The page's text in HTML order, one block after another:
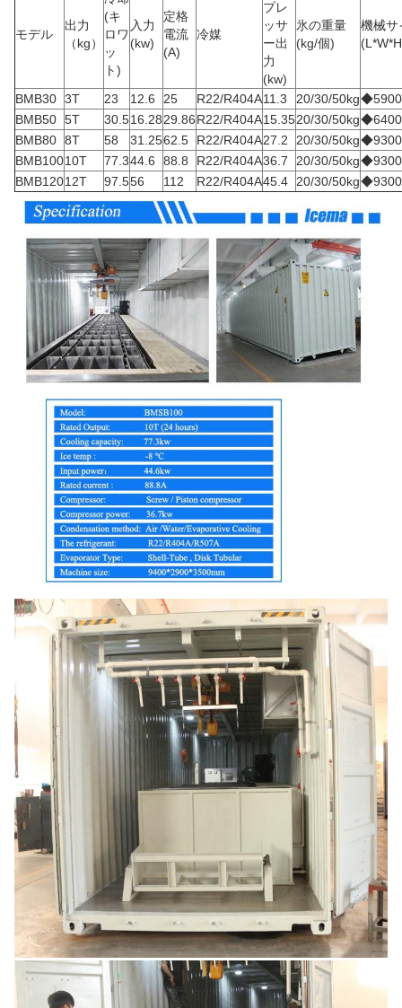
モデル
出力
（kg）
(キ
ロワ
ッ
ト)
入力
(kw)
定格
電流
(A)
冷媒
プレ
ッサ
ー出
力
(kw)
氷の重量
(kg/個)
機械サ
BMB30 3T 23 12.6 25 R22/R404A11.3 20/30/50kg
BMB50 5T 30.516.2829.86R22/R404A15.3520/30/50kg
BMB80 8T 58 31.2562.5 R22/R404A27.2 20/30/50kg
BMB10010T 77.344.6 88.8 R22/R404A36.7 20/30/50kg
BMB12012T 97.556 112 R22/R404A45.4 20/30/50kg